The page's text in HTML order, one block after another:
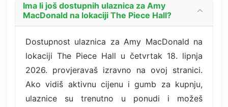
Ima li još dostupnih ulaznica za Amy
MacDonald na lokaciji The Piece Hall?
Dostupnost ulaznica za Amy MacDonald na
lokaciji The Piece Hall u četvrtak 18. lipnja
2026. provjeravaš izravno na ovoj stranici.
Ako vidiš aktivnu cijenu i gumb za kupnju,
ulaznice su trenutno u ponudi i možeš